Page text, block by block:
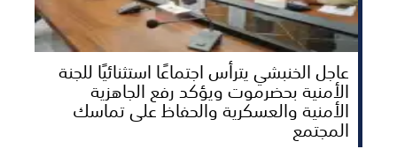
عاجل الخنبشي يترأس اجتماعًا استثنائيًا للجنة
الأمنية بحضرموت ويؤكد رفع الجاهزية
الأمنية والعسكرية والحفاظ على تماسك
المجتمع